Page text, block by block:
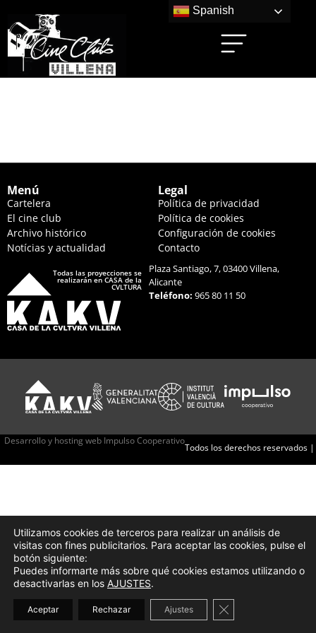
Menú
Cartelera
El cine club
Archivo histórico
Notícias y actualidad
Legal
Política de privacidad
Política de cookies
Configuración de cookies
Contacto
Todas las proyecciones se
realizarán en CASA de la
CVLTURA
Plaza Santiago, 7, 03400 Villena,
Alicante
Teléfono:965 80 11 50
Todos los derechos reservados |
Desarrollo y hosting web Impulso Cooperativo
Spanish
Utilizamos cookies de terceros para realizar un análisis de
visitas con fines publicitarios. Para aceptar las cookies, pulse el
botón siguiente:
Puedes informarte más sobre qué cookies estamos utilizando o
desactivarlas en los AJUSTES.
Aceptar Rechazar Ajustes Cerrar el banner de